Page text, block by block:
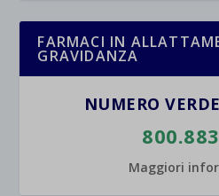
FARMACI IN
GRAVIDANZA
NUMERO
Maggiori
Mostra